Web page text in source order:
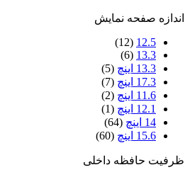
اندازه صفحه نمایش
12.5
(12)
13.3
(6)
13.3 اینچ
(5)
17.3 اینچ
(7)
11.6 اینچ
(2)
12.1 اینچ
(1)
14 اینچ
(64)
15.6 اینچ
(60)
ظرفیت حافظه داخلی